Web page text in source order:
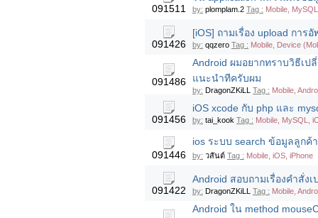
091511 by: plomplam.2 Tag : Mobile,
091426
[iOS] ถามเรื่อง upload การ
by: qqzero Tag : Mobile, Device
091486
Android ผมอยากทราบวิธีเป
แนะนำทีครับผม
by: DragonZKiLL Tag : Mobile,
091456
iOS xcode กับ php และ
by: tai_kook Tag : Mobile, MySQL,
091446
ios ระบบ search ข้อมูลลูกค้
by: วสันต์ Tag : Mobile, iOS, iPhone
091422
Android สอบถามเรื่องคำสั่
by: DragonZKiLL Tag : Mobile,
Android ใน method